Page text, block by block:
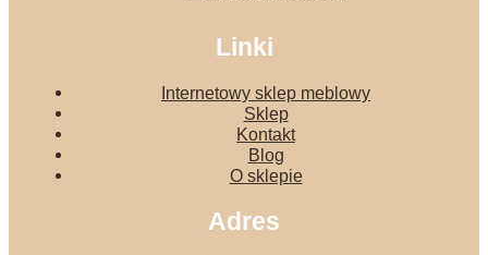
Linki
Internetowy sklep meblowy
Sklep
Kontakt
Blog
O sklepie
Adres